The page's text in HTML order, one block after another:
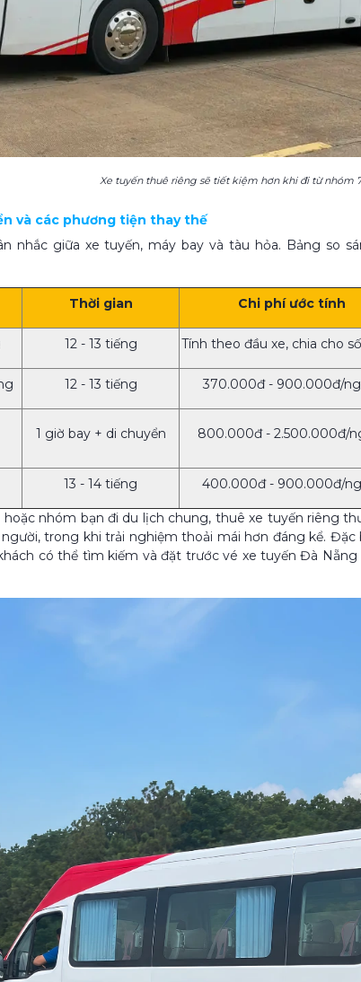
Xe tuyến thuê riêng sẽ tiết kiệm hơn khi đi từ nhóm
và các phương tiện thay thế
nhắc giữa xe tuyến, máy bay và tàu hỏa. Bảng so
Thời gian Chi phí ước tính
12 - 13 tiếng Tính theo đầu xe, chia cho
12 - 13 tiếng 370.000đ - 900.000đ/
1 giờ bay + di chuyển 800.000đ - 2.500.000đ/
13 - 14 tiếng 400.000đ - 900.000đ/
hoặc nhóm bạn đi du lịch chung, thuê xe tuyến riêng
trong khi trải nghiệm thoải mái hơn đáng kể.
có thể tìm kiếm và đặt trước vé xe tuyến Đà